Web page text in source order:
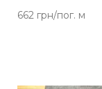
662 грн/пог. м